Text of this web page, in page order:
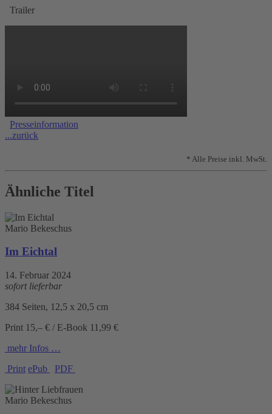
Trailer
Presseinformation
...zurück
* Alle Preise inkl. MwSt.
Ähnliche Titel
Mario Bekeschus
Im Eichtal
14. Februar 2024
sofort lieferbar
384 Seiten, 12,5 x 20,5 cm
Print 15,– € / E-Book 11,99 €
mehr Infos …
Print ePub PDF
Mario Bekeschus